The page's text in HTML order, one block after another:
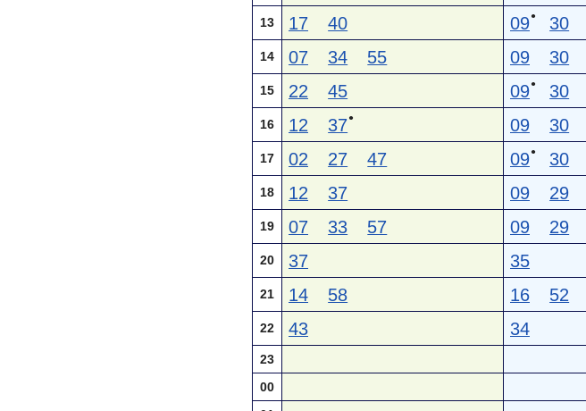
13 17 40 09● 30
14 07 34 55 09 30
15 22 45 09● 30
16 12 37● 09 30
17 02 27 47 09● 30
18 12 37 09 29
19 07 33 57 09 29
20 37 35
21 14 58 16 52
22 43 34
23
00